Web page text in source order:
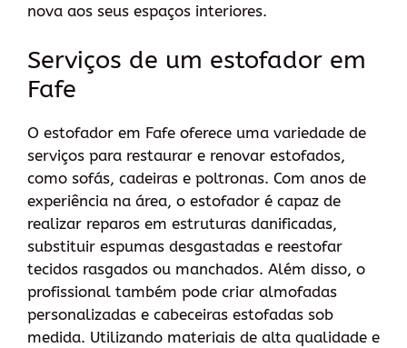
nova aos seus espaços interiores.
Serviços de um estofador em
Fafe
O estofador em Fafe oferece uma variedade de
serviços para restaurar e renovar estofados,
como sofás, cadeiras e poltronas. Com anos de
experiência na área, o estofador é capaz de
realizar reparos em estruturas danificadas,
substituir espumas desgastadas e reestofar
tecidos rasgados ou manchados. Além disso, o
profissional também pode criar almofadas
personalizadas e cabeceiras estofadas sob
medida. Utilizando materiais de alta qualidade e